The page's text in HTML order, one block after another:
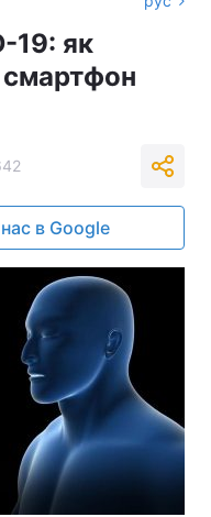
19: як
смартфон
в Google